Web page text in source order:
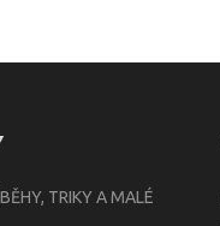
TRIKY A MALÉ